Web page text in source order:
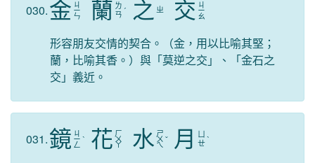
030.金 ㄐ
ㄧ
ㄣ 蘭 ㄌ
ㄢ ˊ 之 ㄓ 交 ㄐ
ㄧ
ㄠ
形容朋友交情的契合。（金，用以比喻其堅；
蘭，比喻其香。）與「莫逆之交」、「金石之
交」義近。
031.鏡 ㄐ
ㄧ
ㄥ
ˋ 花 ㄏ
ㄨ
ㄚ 水 ㄕ
ㄨ
ㄟ
ˇ 月
ㄝˋ